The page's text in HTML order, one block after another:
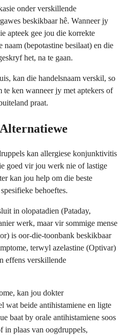
onder verskillende
beskikbaar hê. Wanneer jy
apteek gee jou die korrekte
naam (bepotastine besilaat) en die
het, na te gaan.
kan die handelsnaam verskil, so
te ken wanneer jy met aptekers of
praat.
kan allergiese konjunktivitis
goed vir jou werk nie of lastige
kan jou help om die beste
behoeftes.
in olopatadien (Pataday,
werk, maar vir sommige mense
is oor-die-toonbank beskikbaar
terwyl azelastine (Optivar)
effens verskillende
kan jou dokter
wat beide antihistamiene en ligte
baat by orale antihistamiene soos
in plaas van oogdruppels,